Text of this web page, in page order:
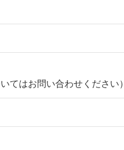
てはお問い合わせください）